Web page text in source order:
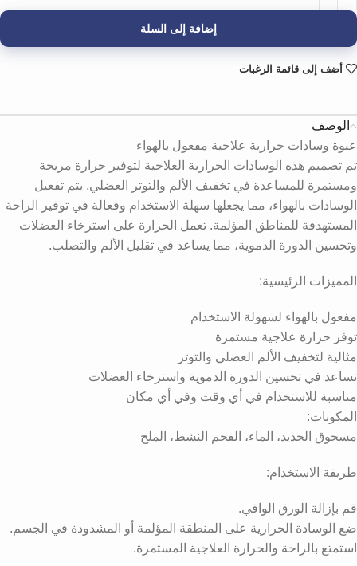
إضافة إلى السلة
أضف إلى قائمة الرغبات
الوصف
عبوة وسادات حرارية علاجية مفعول بالهواء
تم تصميم هذه الوسادات الحرارية العلاجية لتوفير حرارة مريحة
ومستمرة للمساعدة في تخفيف الألم والتوتر العضلي. يتم تفعيل
الوسادات بالهواء، مما يجعلها سهلة الاستخدام وفعالة في توفير الراحة
المستهدفة للمناطق المؤلمة. تعمل الحرارة على استرخاء العضلات
وتحسين الدورة الدموية، مما يساعد في تقليل الألم والتصلب.
المميزات الرئيسية:
مفعول بالهواء لسهولة الاستخدام
توفر حرارة علاجية مستمرة
مثالية لتخفيف الألم العضلي والتوتر
تساعد في تحسين الدورة الدموية واسترخاء العضلات
مناسبة للاستخدام في أي وقت وفي أي مكان
المكونات:
مسحوق الحديد، الماء، الفحم النشط، الملح
طريقة الاستخدام:
قم بإزالة الورق الواقي.
ضع الوسادة الحرارية على المنطقة المؤلمة أو المشدودة في الجسم.
استمتع بالراحة والحرارة العلاجية المستمرة.